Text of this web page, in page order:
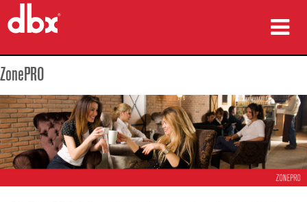
Produkte
Fallstudien
Wo zu kaufen
Schulungen
ZonePRO